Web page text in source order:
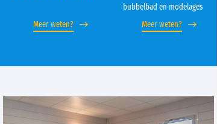
Meer weten?
bubbelbad en modelages
Meer weten?